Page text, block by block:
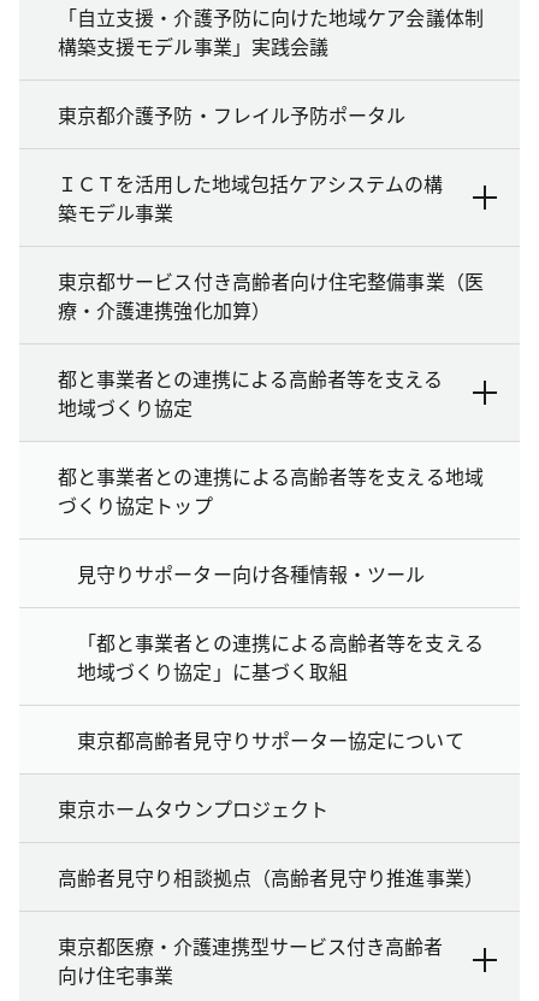
「自立支援・介護予防に向けた地域ケア会議体制
構築支援モデル事業」実践会議
東京都介護予防・フレイル予防ポータル
ＩＣＴを活用した地域包括ケアシステムの構
築モデル事業
東京都サービス付き高齢者向け住宅整備事業（医
療・介護連携強化加算）
都と事業者との連携による高齢者等を支える
地域づくり協定
都と事業者との連携による高齢者等を支える地域
づくり協定トップ
見守りサポーター向け各種情報・ツール
「都と事業者との連携による高齢者等を支える
地域づくり協定」に基づく取組
東京都高齢者見守りサポーター協定について
東京ホームタウンプロジェクト
高齢者見守り相談拠点（高齢者見守り推進事業）
東京都医療・介護連携型サービス付き高齢者
向け住宅事業